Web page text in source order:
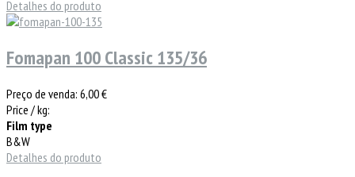
Detalhes do produto
Fomapan 100 Classic 135/36
Preço de venda: 6,00 €
Price / kg:
Film type
B&W
Detalhes do produto